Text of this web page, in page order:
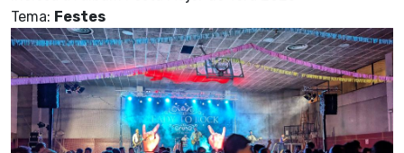
Tema: Festes